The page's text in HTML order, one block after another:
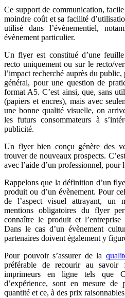
Ce support de communication,
moindre coût et sa facilité
utilisé dans l’évènementiel,
évènement particulier.
Un flyer est constitué d’une
recto uniquement ou sur le recto/
l’impact recherché auprès du
général, pour une question de
format A5. C’est ainsi, que, sans
(papiers et encres), mais avec
une bonne qualité visuelle, on
les futurs consommateurs à
publicité.
Un flyer bien conçu génère des
trouver de nouveaux prospects.
avec l’aide d’un professionnel, pour
Rappelons que la définition d’un
produit ou d’un évènement. Pour
de l’aspect visuel attrayant, un
mentions obligatoires du flyer
connaître le produit et
Dans le cas d’un évènement
partenaires doivent également y
Pour pouvoir s’assurer de la
préférable de recourir au savoir
imprimeurs en ligne tels que
d’expérience, sont en mesure
quantité et ce, à des prix